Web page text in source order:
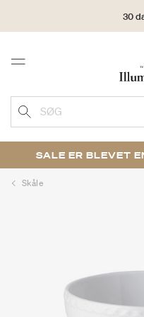
30
Menu
SØG
SALE ER BLEVET
Skåle